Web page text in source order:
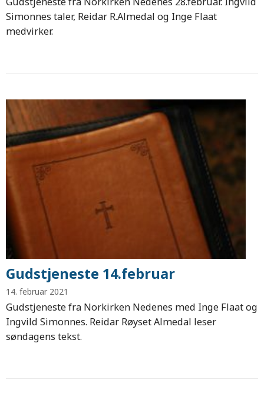
Simonnes taler, Reidar R.Almedal og Inge Flaat
medvirker.
Gudstjeneste 14.februar
14. februar 2021
Gudstjeneste fra Norkirken Nedenes med Inge Flaat og
Ingvild Simonnes. Reidar Røyset Almedal leser
søndagens tekst.